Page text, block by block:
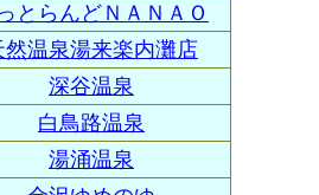
とらんどＮＡＮＡＯ
然温泉湯来楽内灘店
深谷温泉
白鳥路温泉
湯涌温泉